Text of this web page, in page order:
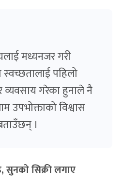
मध्यनजर गरी
पहिलो
व्यवसाय गरेका हुनाले नै
विश्वास
।
सुनको सिक्री लगाए